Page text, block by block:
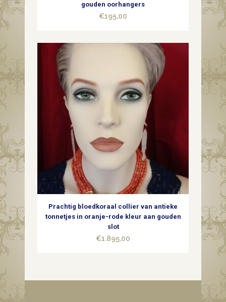
gouden oorhangers
€195,00
Prachtig bloedkoraal collier van antieke
tonnetjes in oranje-rode kleur aan gouden
slot
€1.895,00